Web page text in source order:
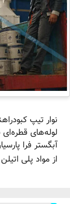
نوار تیپ
لوله‌های
آبگستر فرا
از مواد پلی